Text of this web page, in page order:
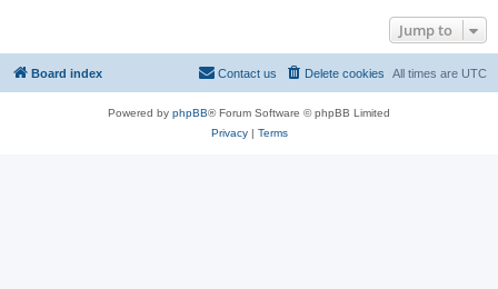
Jump to
Board index All times are UTC
Delete cookies
Contact us
Powered by phpBB® Forum Software © phpBB Limited
Privacy| Terms